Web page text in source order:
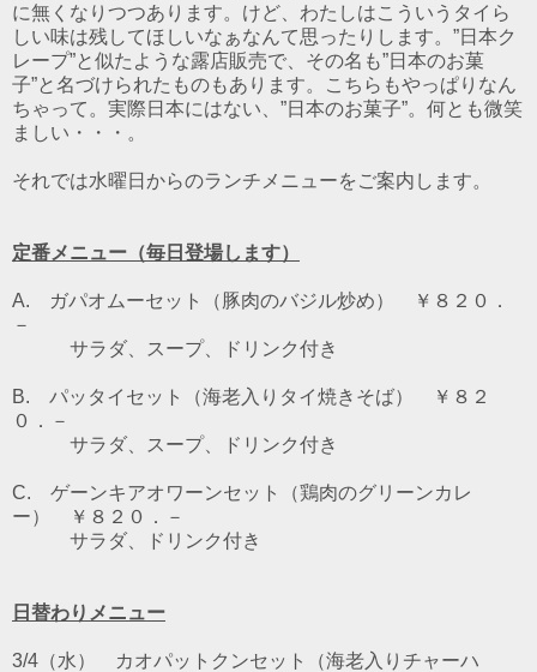
に無くなりつつあります。けど、わたしはこういうタイら
しい味は残してほしいなぁなんて思ったりします。”日本ク
レープ”と似たような露店販売で、その名も”日本のお菓
子”と名づけられたものもあります。こちらもやっぱりなん
ちゃって。実際日本にはない、”日本のお菓子”。何とも微笑
ましい・・・。
それでは水曜日からのランチメニューをご案内します。
定番メニュー（毎日登場します）
A. ガパオムーセット（豚肉のバジル炒め） ￥８２０．
－
サラダ、スープ、ドリンク付き
B. パッタイセット（海老入りタイ焼きそば） ￥８２
０．－
サラダ、スープ、ドリンク付き
C. ゲーンキアオワーンセット（鶏肉のグリーンカレ
ー） ￥８２０．－
サラダ、ドリンク付き
日替わりメニュー
3/4（水） カオパットクンセット（海老入りチャーハ